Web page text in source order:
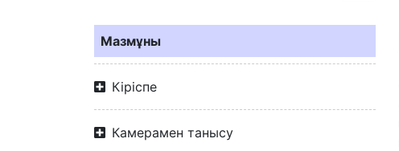
Мазмұны
Кіріспе
Камерамен танысу